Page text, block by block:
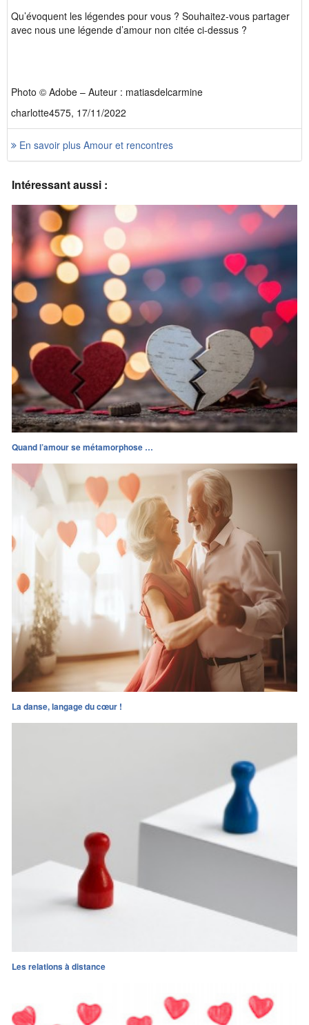
Qu’évoquent les légendes pour vous ? Souhaitez-vous partager
avec nous une légende d’amour non citée ci-dessus ?
Photo © Adobe – Auteur : matiasdelcarmine
charlotte4575, 17/11/2022
En savoir plus Amour et rencontres
Intéressant aussi :
Quand l’amour se métamorphose …
La danse, langage du cœur !
Les relations à distance